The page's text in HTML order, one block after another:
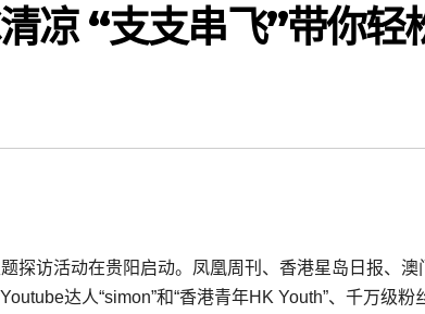
凉 “支支串飞”带你轻
探访活动在贵阳启动。凤凰周刊、香港星岛日报、
达人“simon”和“香港青年HK Youth”、千万级粉